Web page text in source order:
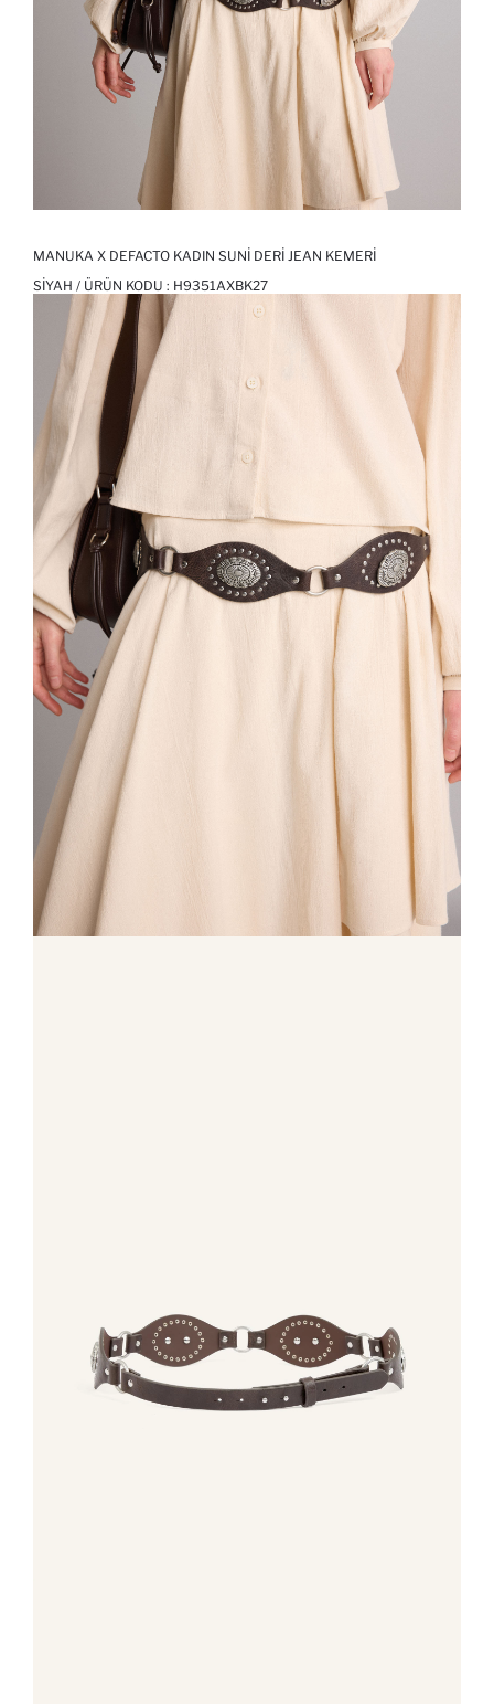
MANUKA X DEFACTO KADIN SUNI DERI JEAN KEMERI
SIYAH / ÜRÜN KODU : H9351AXBK27